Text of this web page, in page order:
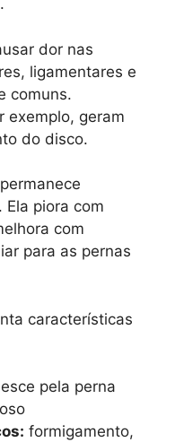
dor nas
ligamentares e
comuns.
exemplo, geram
do disco.
Ela piora com
com
para as pernas
características
pela perna
formigamento,